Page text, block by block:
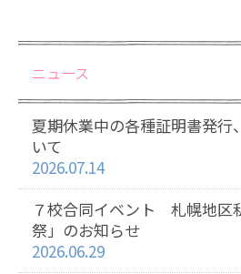
ニュース
夏期休業中の各種証明書発行
いて
2026.07.14
７校合同イベント 札幌地区
祭」のお知らせ
2026.06.29